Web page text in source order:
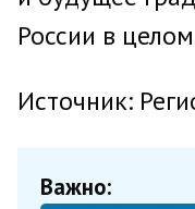
России в
Источник:
Важно: